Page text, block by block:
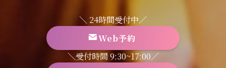
＼ 24時間受付中／
Web予約
＼受付時間 9:30~17:00／